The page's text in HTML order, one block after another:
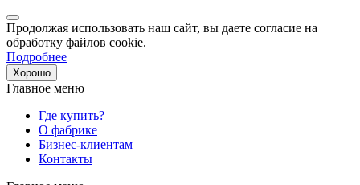
Продолжая использовать наш сайт, вы даете согласие на
обработку файлов cookie.
Подробнее
Хорошо
Главное меню
Где купить?
О фабрике
Бизнес-клиентам
Контакты